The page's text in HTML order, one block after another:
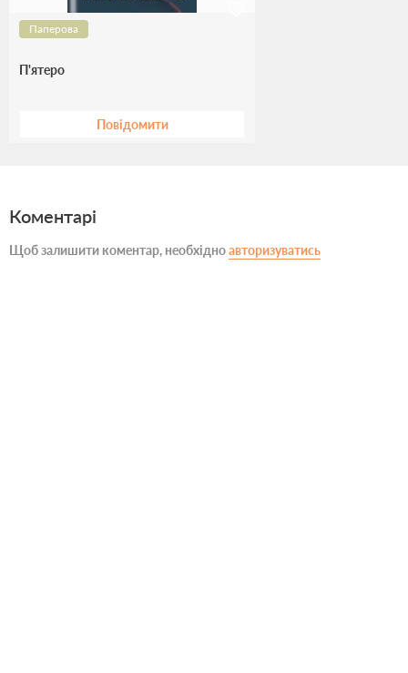
Паперова
П'ятеро
Повідомити
Коментарі
Щоб залишити коментар, необхідноавторизуватись